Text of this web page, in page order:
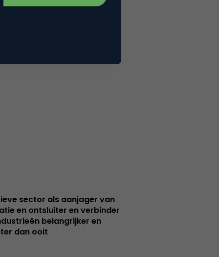
sector als aanjager van
en ontsluiter en verbinder
belangrijker en
dan ooit